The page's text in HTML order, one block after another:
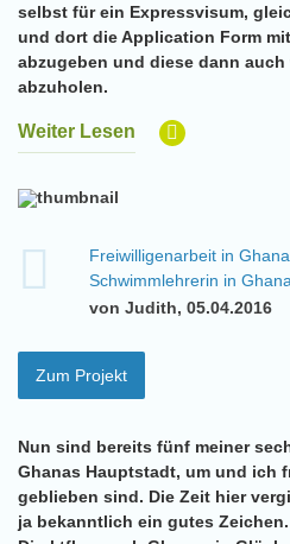
selbst für ein Expressvisum,
und dort die Application Form
abzugeben und diese dann
abzuholen.
Weiter Lesen
Freiwilligenarbeit in
Schwimmlehrerin in Ghana
von Judith, 05.04.2016
Zum Projekt
Nun sind bereits fünf meiner
Ghanas Hauptstadt, um und ich
geblieben sind. Die Zeit hier
ja bekanntlich ein gutes